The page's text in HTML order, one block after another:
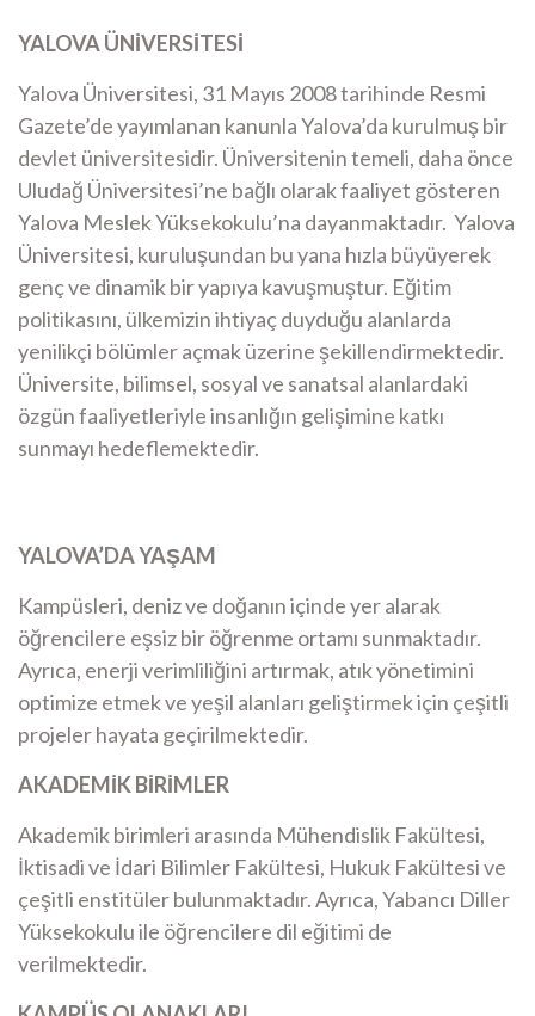
YALOVA ÜNİVERSİTESİ
Yalova Üniversitesi, 31 Mayıs 2008 tarihinde Resmi
Gazete’de yayımlanan kanunla Yalova’da kurulmuş bir
devlet üniversitesidir. Üniversitenin temeli, daha önce
Uludağ Üniversitesi’ne bağlı olarak faaliyet gösteren
Yalova Meslek Yüksekokulu’na dayanmaktadır. ​ Yalova
Üniversitesi, kuruluşundan bu yana hızla büyüyerek
genç ve dinamik bir yapıya kavuşmuştur. Eğitim
politikasını, ülkemizin ihtiyaç duyduğu alanlarda
yenilikçi bölümler açmak üzerine şekillendirmektedir.
Üniversite, bilimsel, sosyal ve sanatsal alanlardaki
özgün faaliyetleriyle insanlığın gelişimine katkı
sunmayı hedeflemektedir.
YALOVA’DA YAŞAM
Kampüsleri, deniz ve doğanın içinde yer alarak
öğrencilere eşsiz bir öğrenme ortamı sunmaktadır.
Ayrıca, enerji verimliliğini artırmak, atık yönetimini
optimize etmek ve yeşil alanları geliştirmek için çeşitli
projeler hayata geçirilmektedir. ​
AKADEMİK BİRİMLER
Akademik birimleri arasında Mühendislik Fakültesi,
İktisadi ve İdari Bilimler Fakültesi, Hukuk Fakültesi ve
çeşitli enstitüler bulunmaktadır. Ayrıca, Yabancı Diller
Yüksekokulu ile öğrencilere dil eğitimi de
verilmektedir. ​